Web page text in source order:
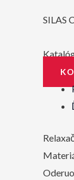
SILAS